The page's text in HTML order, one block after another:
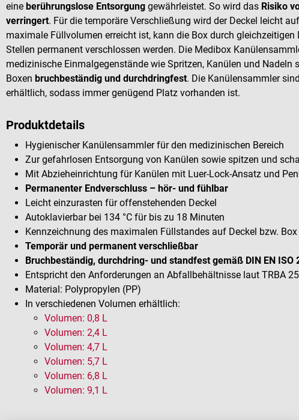
eine berührungslose Entsorgung gewährleistet. So wird das Risiko
verringert. Für die temporäre Verschließung wird der Deckel leicht
maximale Füllvolumen erreicht ist, kann die Box durch gleichzeitigen
Stellen permanent verschlossen werden. Die Medibox
medizinische Einmalgegenstände wie Spritzen, Kanülen und Nadeln
Boxen bruchbeständig und durchdringfest. Die Kanülensammler
erhältlich, sodass immer genügend Platz vorhanden ist.
Produktdetails
Hygienischer Kanülensammler für den medizinischen Bereich
Zur gefahrlosen Entsorgung von Kanülen sowie spitzen und
Mit Abzieheinrichtung für Kanülen mit Luer-Lock-Ansatz und
Permanenter Endverschluss – hör- und fühlbar
Leicht einzurasten für offenstehenden Deckel
Autoklavierbar bei 134 °C für bis zu 18 Minuten
Kennzeichnung des maximalen Füllstandes auf Deckel bzw. Box
Temporär und permanent verschließbar
Bruchbeständig, durchdring- und standfest gemäß DIN EN ISO
Entspricht den Anforderungen an Abfallbehältnisse laut TRBA
Material: Polypropylen (PP)
In verschiedenen Volumen erhältlich:
Volumen: 0,8 L
Volumen: 2,4 L
Volumen: 4,7 L
Volumen: 5,7 L
Volumen: 6,8 L
Volumen: 9,1 L